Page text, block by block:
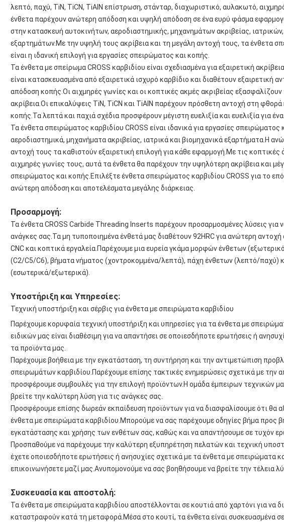
λεπτό, παχύ, TiN, TiCN, TiAlN επίστρωση, στάνταρ, διαχωριστικό, αυλακωτό,
ένθετα παρέχουν ανώτερη απόδοση και υψηλή απόδοση σε ένα ευρύ φάσμα
στην κατασκευή αυτοκινήτων, αεροδιαστημικής, μηχανημάτων ακριβείας,
εξαρτημάτων.Με την υψηλή τους ακρίβεια και τη μεγάλη αντοχή τους, τα ένθετα
είναι η ιδανική επιλογή για εργασίες σπειρώματος και κοπής.
Τα ένθετα με σπείρωμα CROSS καρβιδίου είναι σχεδιασμένα για εξαιρετική
είναι κατασκευασμένα από εξαιρετικά ισχυρό καρβίδιο και διαθέτουν εξαιρετική
απόδοση κοπής.Οι αιχμηρές γωνίες και οι κοπτικές ακμές ακριβείας
ακρίβεια.Οι επικαλύψεις TiN, TiCN και TiAlN παρέχουν πρόσθετη αντοχή στη
κοπής.Τα λεπτά και παχιά σχέδια προσφέρουν μέγιστη ευελιξία και ευελιξία για
Τα ένθετα σπειρώματος καρβιδίου CROSS είναι ιδανικά για εργασίες σπειρώματος
αεροδιαστημικά, μηχανήματα ακριβείας, ιατρικά και βιομηχανικά εξαρτήματα.Η
αντοχή τους τα καθιστούν εξαιρετική επιλογή για κάθε εφαρμογή.Με τις κοπτικές
αιχμηρές γωνίες τους, αυτά τα ένθετα θα παρέχουν την υψηλότερη ακρίβεια και
σπειρώματος και κοπής.Επιλέξτε ένθετα σπειρώματος καρβιδίου CROSS για το
ανώτερη απόδοση και αποτελέσματα μεγάλης διάρκειας.
Προσαρμογή:
Τα ένθετα CROSS Carbide Threading Inserts παρέχουν προσαρμοσμένες λύσεις για
ανάγκες σας.Τα μη τυποποιημένα ένθετά μας διαθέτουν 92HRC για ανώτερη αντοχή
CNC και κοπτικά εργαλεία.Παρέχουμε μια ευρεία γκάμα μορφών ένθετων
(C2/C5/C6), βήματα νήματος (χοντροκομμένα/λεπτά), πάχη ένθετων (λεπτό/παχύ)
(εσωτερικά/εξωτερικά).
Υποστήριξη και Υπηρεσίες:
Τεχνική υποστήριξη και σέρβις για ένθετα με σπειρώματα καρβιδίου
Παρέχουμε κορυφαία τεχνική υποστήριξη και υπηρεσίες για τα ένθετα με
ειδικών μας είναι διαθέσιμη για να απαντήσει σε οποιεσδήποτε ερωτήσεις ή
τα προϊόντα μας.
Παρέχουμε βοήθεια με την εγκατάσταση, τη συντήρηση και την αντιμετώπιση
σπειρωμάτων καρβιδίου.Παρέχουμε επίσης τακτικές ενημερώσεις σχετικά με την
προσφέρουμε συμβουλές για την επιλογή προϊόντων.Η ομάδα έμπειρων τεχνικών
βρείτε την καλύτερη λύση για τις ανάγκες σας.
Προσφέρουμε επίσης δωρεάν εκπαίδευση προϊόντων για να διασφαλίσουμε ότι θα
ένθετα με σπειρώματα καρβιδίου.Μπορούμε να σας παρέχουμε οδηγίες βήμα προς
εγκατάστασης και χρήσης των ενθέτων σας, καθώς και να απαντήσουμε σε τυχόν
Προσπαθούμε να παρέχουμε την καλύτερη εξυπηρέτηση πελατών και τεχνική
έχετε οποιεσδήποτε ερωτήσεις ή ανησυχίες σχετικά με τα ένθετα με σπειρώματα
επικοινωνήσετε μαζί μας.Ανυπομονούμε να σας βοηθήσουμε να βρείτε την τέλεια
Συσκευασία και αποστολή:
Τα ένθετα με σπειρώματα καρβιδίου αποστέλλονται σε κουτιά από χαρτόνι για να
καταστραφούν κατά τη μεταφορά.Μέσα στο κουτί, τα ένθετα είναι συσκευασμένα